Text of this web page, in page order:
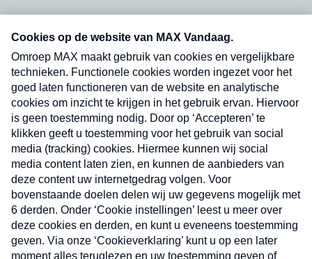
nieuwsbrief. Elke vrijdag- en dinsdagochtend in
uw mailbox.
Verzend
Nieuwsbrief
Neem hier een gratis abonnement op onze